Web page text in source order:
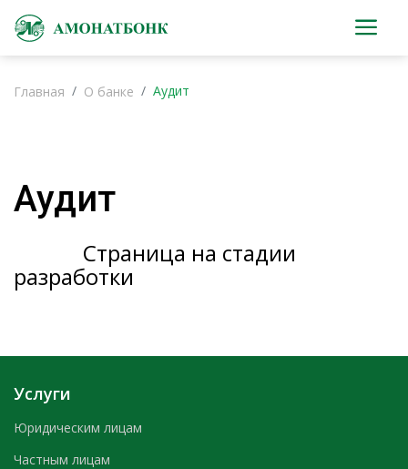
Главная О банке Аудит
Аудит
Страница на стадии
разработки
Услуги
Юридическим лицам
Частным лицам